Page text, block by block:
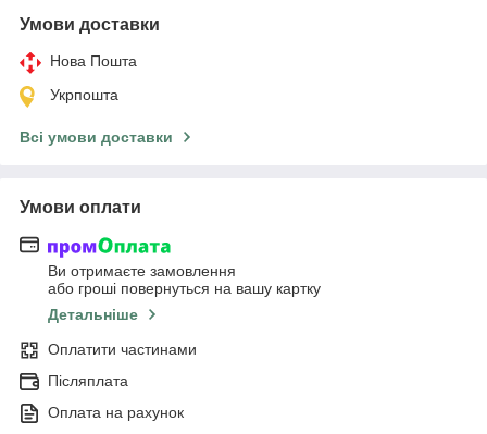
Умови доставки
Нова Пошта
Укрпошта
Всі умови доставки
Умови оплати
Ви отримаєте замовлення
або гроші повернуться на вашу картку
Детальніше
Оплатити частинами
Післяплата
Оплата на рахунок